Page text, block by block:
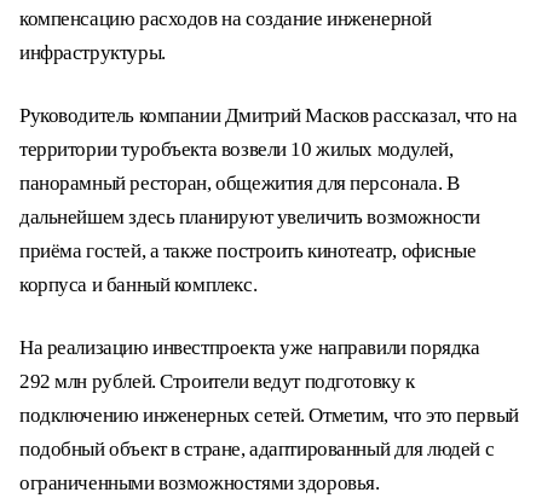
«Янган-Тау». Также инвестор сможет получить
компенсацию расходов на создание инженерной
Руководитель компании Дмитрий Масков
рассказал, что на территории туробъекта
возвели 10 жилых модулей, панорамный
ресторан, общежития для персонала. В
дальнейшем здесь планируют увеличить
кинотеатр, офисные корпуса и банный комплекс.
На реализацию инвестпроекта уже направили
порядка 292 млн рублей. Строители ведут
подготовку к подключению инженерных сетей.